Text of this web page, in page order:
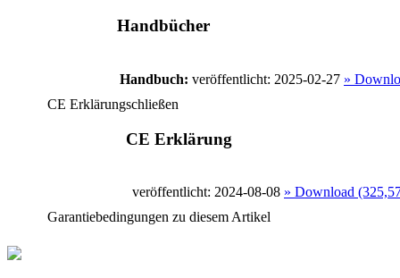
Handbücher
Handbuch: veröffentlicht: 2025-02-27 »
CE Erklärungschließen
CE Erklärung
veröffentlicht: 2024-08-08 » Download
Garantiebedingungen zu diesem Artikel